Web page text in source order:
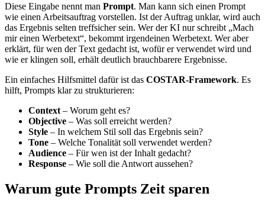
Diese Eingabe nennt man Prompt. Man kann sich einen Prompt
wie einen Arbeitsauftrag vorstellen. Ist der Auftrag unklar, wird auch
das Ergebnis selten treffsicher sein. Wer der KI nur schreibt „Mach
mir einen Werbetext“, bekommt irgendeinen Werbetext. Wer aber
erklärt, für wen der Text gedacht ist, wofür er verwendet wird und
wie er klingen soll, erhält deutlich brauchbarere Ergebnisse.
Ein einfaches Hilfsmittel dafür ist das COSTAR-Framework. Es
hilft, Prompts klar zu strukturieren:
Context – Worum geht es?
Objective – Was soll erreicht werden?
Style – In welchem Stil soll das Ergebnis sein?
Tone – Welche Tonalität soll verwendet werden?
Audience – Für wen ist der Inhalt gedacht?
Response – Wie soll die Antwort aussehen?
Warum gute Prompts Zeit sparen